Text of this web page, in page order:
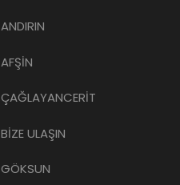
ANDIRIN
AFŞİN
ÇAĞLAYANCERİT
BİZE ULAŞIN
GÖKSUN